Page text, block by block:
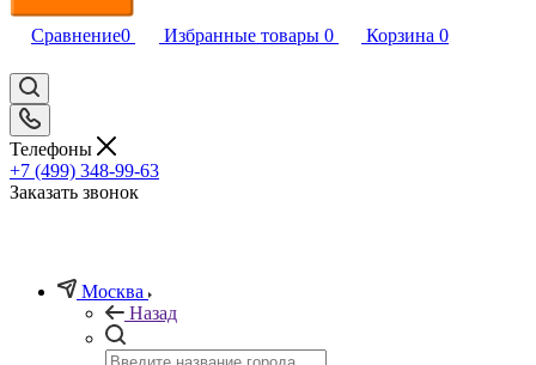
Сравнение0 Избранные товары 0 Корзина 0
Телефоны
+7 (499) 348-99-63
Заказать звонок
Москва
Назад